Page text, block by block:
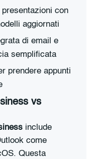
con
aggiornati
di email e
semplificata
prendere appunti
vs
include
come
Questa